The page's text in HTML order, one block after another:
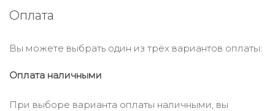
Оплата
Вы можете выбрать один из трёх вариантов оплаты:
Оплата наличными
При выборе варианта оплаты наличными, вы